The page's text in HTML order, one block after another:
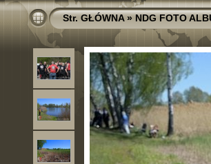
Str. GŁÓWNA»NDG FOTO